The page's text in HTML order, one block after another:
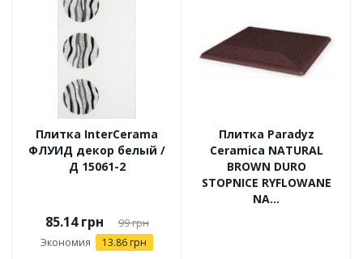
Плитка InterCerama
ФЛУИД декор белый /
Д 15061-2
85.14грн 99грн
Экономия 13.86 грн
Плитка Paradyz
Ceramica NATURAL
BROWN DURO
STOPNICE RYFLOWANE
NA...